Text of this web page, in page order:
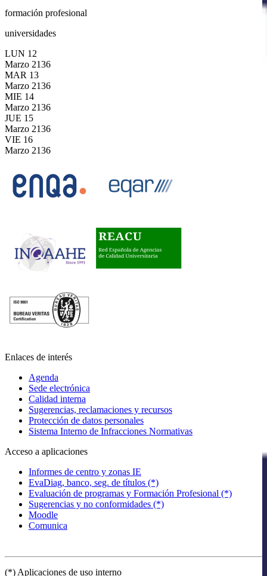
formación profesional
universidades
LUN 12
Marzo 2136
MAR 13
Marzo 2136
MIE 14
Marzo 2136
JUE 15
Marzo 2136
VIE 16
Marzo 2136
Enlaces de interés
Agenda
Sede electrónica
Calidad interna
Sugerencias, reclamaciones y recursos
Protección de datos personales
Sistema Interno de Infracciones Normativas
Acceso a aplicaciones
Informes de centro y zonas IE
EvaDiag, banco, seg. de títulos (*)
Evaluación de programas y Formación Profesional (*)
Sugerencias y no conformidades (*)
Moodle
Comunica
(*) Aplicaciones de uso interno